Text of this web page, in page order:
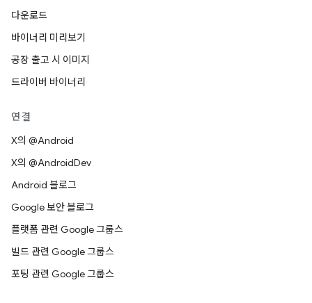
다운로드
바이너리 미리보기
공장 출고 시 이미지
드라이버 바이너리
연결
X의 @Android
X의 @AndroidDev
Android 블로그
Google 보안 블로그
플랫폼 관련 Google 그룹스
빌드 관련 Google 그룹스
포팅 관련 Google 그룹스